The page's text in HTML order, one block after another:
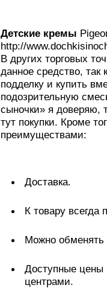
Детские кремы
http://
В других торговых
данное средство, так
подделку и купить
подозрительную
сыночки» я доверяю,
тут покупки. Кроме
преимуществами:
Доставка.
К товару всегда
Можно обменять
Доступные цены
центрами.